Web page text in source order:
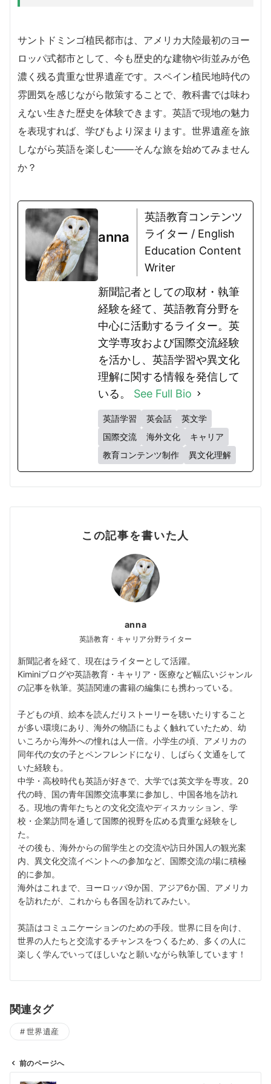
サントドミンゴ植民都市は、アメリカ大陸最初のヨー
ロッパ式都市として、今も歴史的な建物や街並みが色
濃く残る貴重な世界遺産です。スペイン植民地時代の
雰囲気を感じながら散策することで、教科書では味わ
えない生きた歴史を体験できます。英語で現地の魅力
を表現すれば、学びもより深まります。世界遺産を旅
しながら英語を楽しむ――そんな旅を始めてみません
か？
anna
英語教育コンテンツ
ライター / English
Education Content
Writer
新聞記者としての取材・執筆
経験を経て、英語教育分野を
中心に活動するライター。英
文学専攻および国際交流経験
を活かし、英語学習や異文化
理解に関する情報を発信して
いる。 See Full Bio
英語学習 英会話
英文学
国際交流
海外文化
キャリア
教育コンテンツ制作
異文化理解
この記事を書いた人
anna
英語教育・キャリア分野ライター
新聞記者を経て、現在はライターとして活躍。
Kiminiブログや英語教育・キャリア・医療など幅広いジャンル
の記事を執筆。英語関連の書籍の編集にも携わっている。
子どもの頃、絵本を読んだりストーリーを聴いたりすること
が多い環境にあり、海外の物語にもよく触れていたため、幼
いころから海外への憧れは人一倍。小学生の頃、アメリカの
同年代の女の子とペンフレンドになり、しばらく文通をして
いた経験も。
中学・高校時代も英語が好きで、大学では英文学を専攻。20
代の時、国の青年国際交流事業に参加し、中国各地を訪れ
る。現地の青年たちとの文化交流やディスカッション、学
校・企業訪問を通して国際的視野を広める貴重な経験をし
た。
その後も、海外からの留学生との交流や訪日外国人の観光案
内、異文化交流イベントへの参加など、国際交流の場に積極
的に参加。
海外はこれまで、ヨーロッパ9か国、アジア6か国、アメリカ
を訪れたが、これからも各国を訪れてみたい。
英語はコミュニケーションのための手段。世界に目を向け、
世界の人たちと交流するチャンスをつくるため、多くの人に
楽しく学んでいってほしいなと願いながら執筆しています！
関連タグ
世界遺産
前のページへ